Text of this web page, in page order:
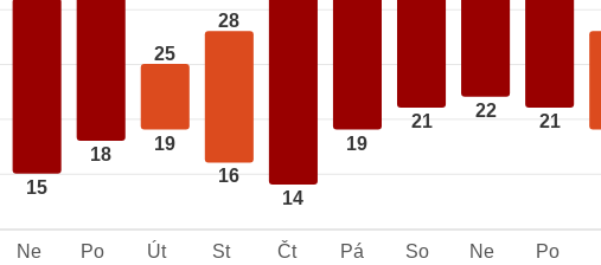
15
18
25
19
28
16
14
19
21
22
21
Ne Po Út St Čt Pá So Ne Po